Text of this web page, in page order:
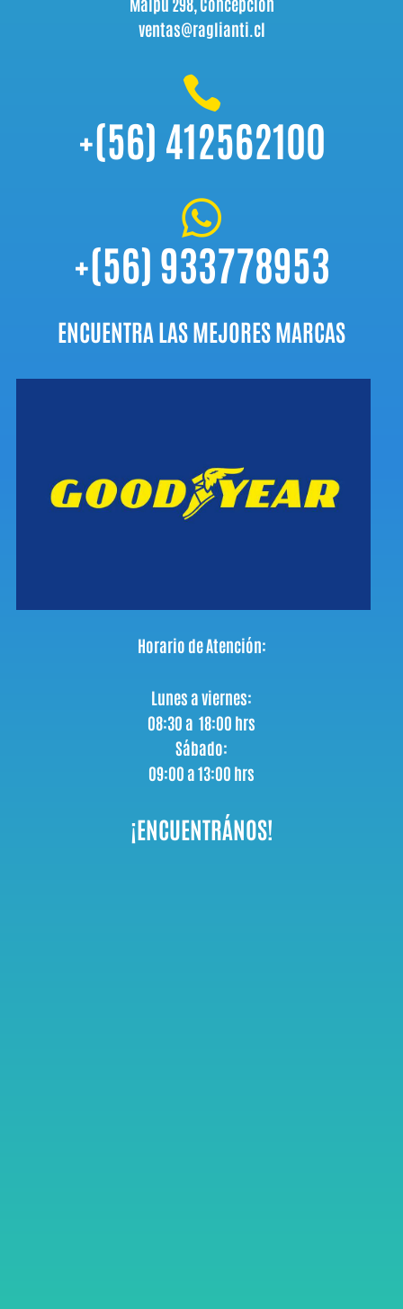
ventas@raglianti.cl

+(56) 412562100

+(56) 933778953
ENCUENTRA LAS MEJORES MARCAS
Horario de Atención:
Lunes a viernes:
08:30 a 18:00 hrs
Sábado:
09:00 a 13:00 hrs
¡ENCUENTRÁNOS!